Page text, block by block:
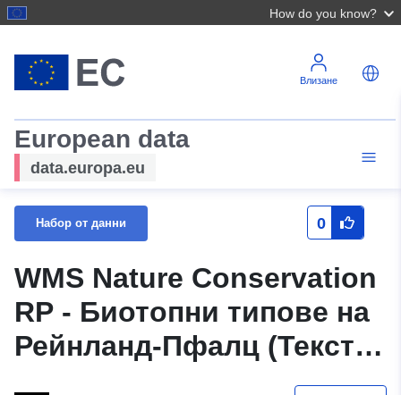
How do you know?
Влизане
European data
data.europa.eu
Набор от данни 0
WMS Nature Conservation
RP - Биотопни типове на
Рейнланд-Пфалц (Текст /